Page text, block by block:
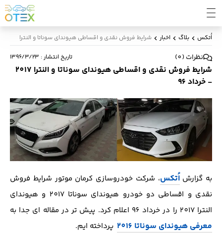
اُتکس بلاگ اخبار شرایط فروش نقدی و اقساطی هیوندای سوناتا و النترا 2017 - خرداد 96
نظرات (
0
) تاریخ انتشار: ۱۳۹۶/۳/۲۳
شرایط فروش نقدی و اقساطی هیوندای سوناتا و النترا 2017
- خرداد 96
به گزارشاُتکس، شرکت خودروسازی کرمان موتور شرایط فروش
نقدی و اقساطی دو خودرو هیوندای سوناتا 2017 و هیوندای
النترا 2017 را در خرداد 96 اعلام کرد. پیش تر در مقاله ای جدا به
معرفی هیوندای سوناتا 2016 پرداخته ایم.